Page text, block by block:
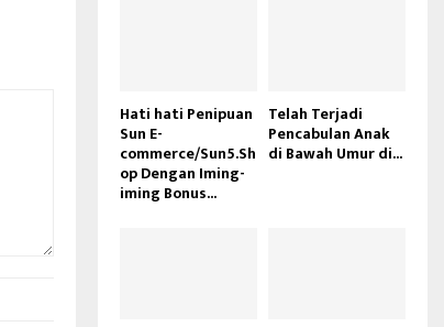
Hati hati Penipuan
Sun E-
commerce/Sun5.Sh
op Dengan Iming-
iming Bonus...
Telah Terjadi
Pencabulan Anak
di Bawah Umur di...